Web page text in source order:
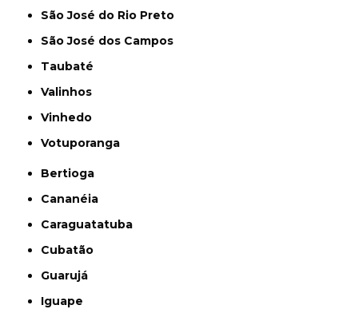
São José do Rio Preto
São José dos Campos
Taubaté
Valinhos
Vinhedo
Votuporanga
Bertioga
Cananéia
Caraguatatuba
Cubatão
Guarujá
Iguape